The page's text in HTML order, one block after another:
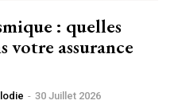
: quelles
votre assurance
- 30 Juillet 2026